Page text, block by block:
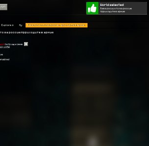
Explore 🧭 My база росии кто за россию прриходите в армию
за россию прриходите в армию
питр ищу семю
13:50
World selected
база росии кто за россию
прриходите в армию